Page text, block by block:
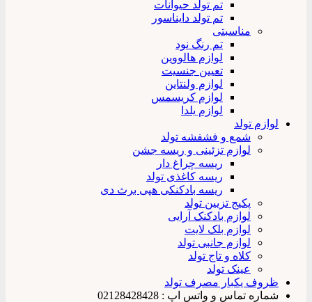
تم تولد حیوانات
تم تولد دایناسور
مناسبتی
تم رنگ نود
لوازم هالووین
تعیین جنسیت
لوازم ولنتاین
لوازم کریسمس
لوازم یلدا
لوازم تولد
شمع و فشفشه تولد
لوازم تزئینی و ریسه جشن
ریسه چراغ دار
ریسه کاغذی تولد
ریسه بادکنکی هپی برث دی
پکیج تزیین تولد
لوازم بادکنک آرایی
لوازم بلک لایت
لوازم جانبی تولد
کلاه و تاج تولد
عینک تولد
ظروف یکبار مصرف تولد
شماره تماس و واتس اپ : 02128428428